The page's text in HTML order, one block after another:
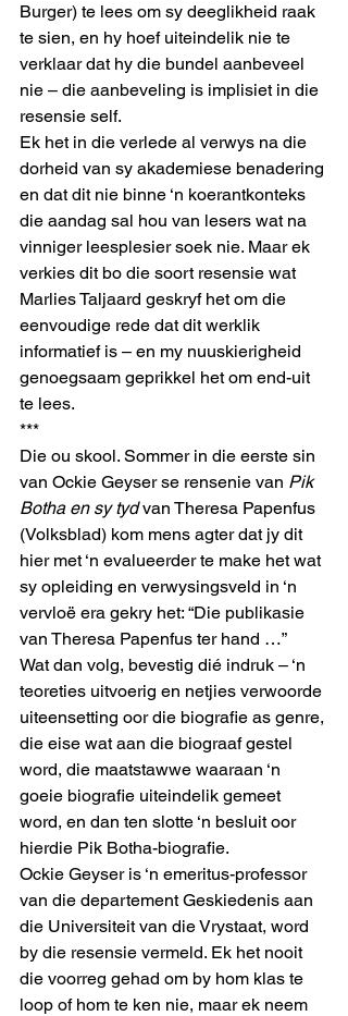
Burger) te lees om sy deeglikheid raak
te sien, en hy hoef uiteindelik nie te
verklaar dat hy die bundel aanbeveel
nie – die aanbeveling is implisiet in die
resensie self.
Ek het in die verlede al verwys na die
dorheid van sy akademiese benadering
en dat dit nie binne ‘n koerantkonteks
die aandag sal hou van lesers wat na
vinniger leesplesier soek nie. Maar ek
verkies dit bo die soort resensie wat
Marlies Taljaard geskryf het om die
eenvoudige rede dat dit werklik
informatief is – en my nuuskierigheid
genoegsaam geprikkel het om end-uit
te lees.
***
Die ou skool. Sommer in die eerste sin
van Ockie Geyser se rensenie van Pik
Botha en sy tyd van Theresa Papenfus
(Volksblad) kom mens agter dat jy dit
hier met ‘n evalueerder te make het wat
sy opleiding en verwysingsveld in ‘n
vervloë era gekry het: “Die publikasie
van Theresa Papenfus ter hand …”
Wat dan volg, bevestig dié indruk – ‘n
teoreties uitvoerig en netjies verwoorde
uiteensetting oor die biografie as genre,
die eise wat aan die biograaf gestel
word, die maatstawwe waaraan ‘n
goeie biografie uiteindelik gemeet
word, en dan ten slotte ‘n besluit oor
hierdie Pik Botha-biografie.
Ockie Geyser is ‘n emeritus-professor
van die departement Geskiedenis aan
die Universiteit van die Vrystaat, word
by die resensie vermeld. Ek het nooit
die voorreg gehad om by hom klas te
loop of hom te ken nie, maar ek neem